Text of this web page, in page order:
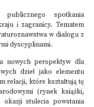
spotkania
i zagranicy. Tematem
w dialogu z
dyscyplinami.
nowych perspektyw dla
dzieł jako elementu
relacji, które kształtują tę
(rynek książki,
stulecia powstania